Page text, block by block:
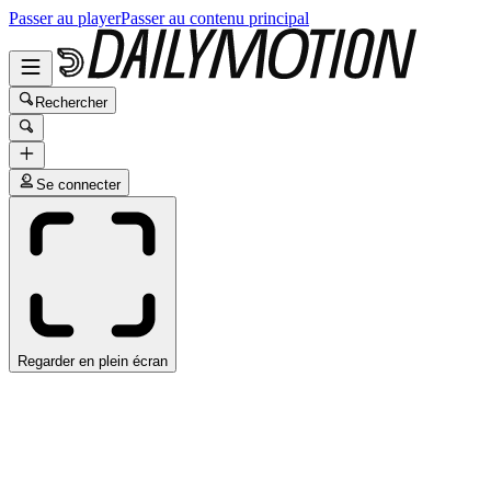
Passer au playerPasser au contenu principal
Rechercher
Se connecter
Regarder en plein écran